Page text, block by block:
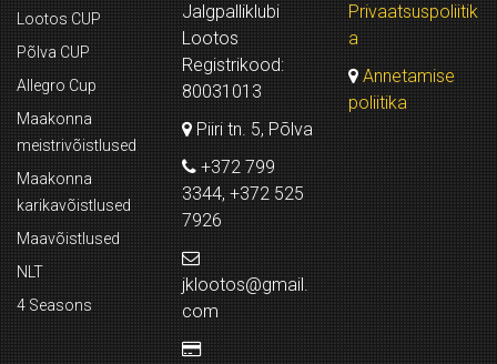
Lootos CUP
Põlva CUP
Allegro Cup
Maakonna
meistrivõistlused
Maakonna
karikavõistlused
Maavõistlused
NLT
4 Seasons
Jalgpalliklubi
Lootos
Registrikood:
80031013
Piiri tn. 5, Põlva
+372 799
3344, +372 525
7926
jklootos@gmail.
com
Privaatsuspoliitik
a
Annetamise
poliitika